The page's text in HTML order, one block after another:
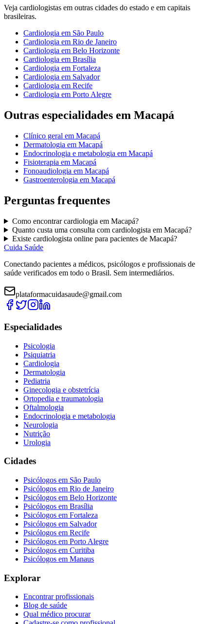
Veja cardiologistas em outras cidades do estado e em capitais
brasileiras.
Cardiologia em São Paulo
Cardiologia em Rio de Janeiro
Cardiologia em Belo Horizonte
Cardiologia em Brasília
Cardiologia em Fortaleza
Cardiologia em Salvador
Cardiologia em Recife
Cardiologia em Porto Alegre
Outras especialidades em Macapá
Clínico geral em Macapá
Dermatologia em Macapá
Endocrinologia e metabologia em Macapá
Fisioterapia em Macapá
Fonoaudiologia em Macapá
Gastroenterologia em Macapá
Perguntas frequentes
Como encontrarcardiologia em Macapá?
Quanto custa uma consulta com cardiologista em Macapá?
Existe cardiologista online para pacientes de Macapá?
Cuida Saúde
Conectando pacientes a médicos, psicólogos e profissionais de
saúde verificados em todo o Brasil. Sem intermediários.
plataformacuidasaude@gmail.com
Especialidades
Psicologia
Psiquiatria
Cardiologia
Dermatologia
Pediatria
Ginecologia e obstetrícia
Ortopedia e traumatologia
Oftalmologia
Endocrinologia e metabologia
Neurologia
Nutrição
Urologia
Cidades
Psicólogos em São Paulo
Psicólogos em Rio de Janeiro
Psicólogos em Belo Horizonte
Psicólogos em Brasília
Psicólogos em Fortaleza
Psicólogos em Salvador
Psicólogos em Recife
Psicólogos em Porto Alegre
Psicólogos em Curitiba
Psicólogos em Manaus
Explorar
Encontrar profissionais
Blog de saúde
Qual médico procurar